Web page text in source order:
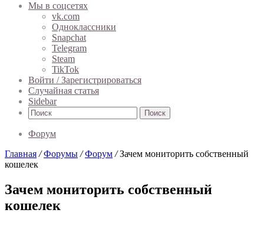
Мы в соцсетях
vk.com
Одноклассники
Snapchat
Telegram
Steam
TikTok
Войти / Зарегистрироваться
Случайная статья
Sidebar
Поиск
Форум
Главная / Форумы / Форум / Зачем мониторить собственный
кошелек
Зачем мониторить собственный
кошелек